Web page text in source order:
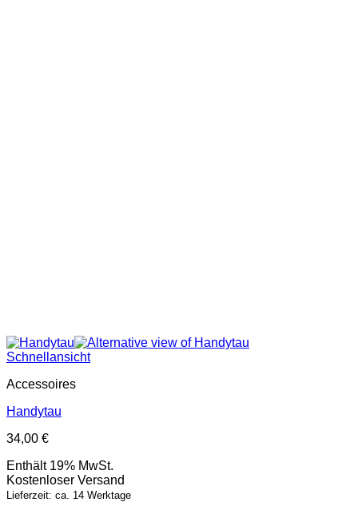
Schnellansicht
Accessoires
Handytau
34,00 €
Enthält 19% MwSt.
Kostenloser Versand
Lieferzeit: ca. 14 Werktage